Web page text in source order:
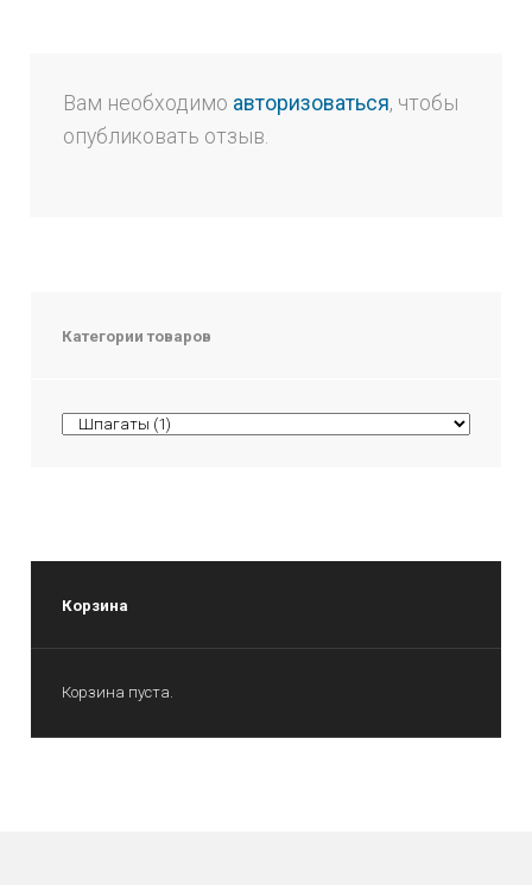
Вам необходимо авторизоваться, чтобы
опубликовать отзыв.
Категории товаров
Корзина
Корзина пуста.